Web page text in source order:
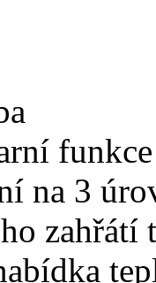
funkce
na 3
zahřátí